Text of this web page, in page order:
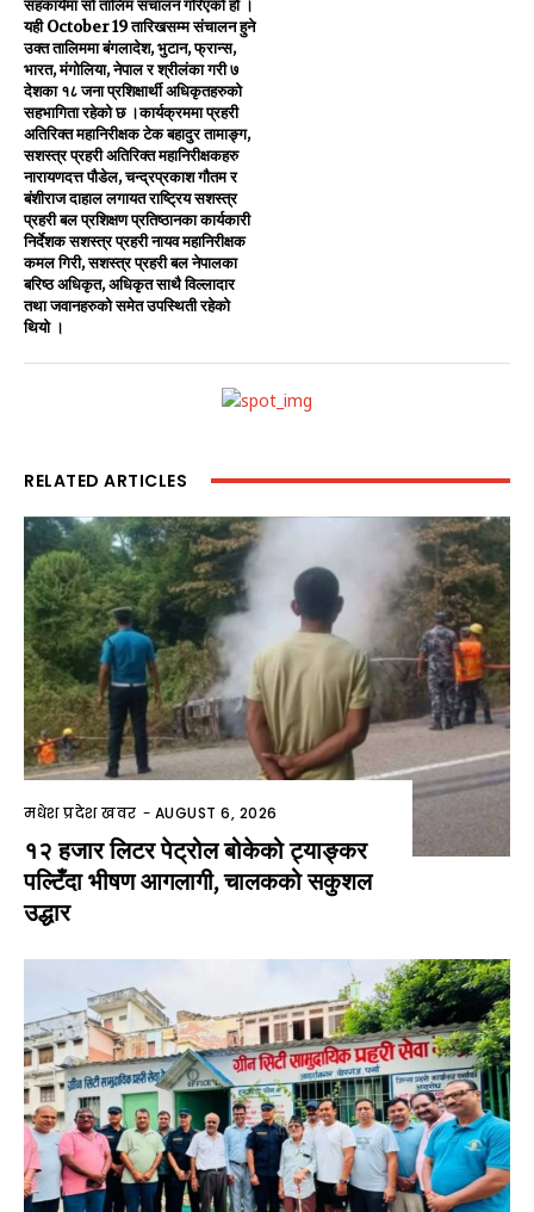
सहकार्यमा सो तालिम संचालन गरिएको हो ।
यही October 19 तारिखसम्म संचालन हुने
उक्त तालिममा बंगलादेश, भुटान, फ्रान्स,
भारत, मंगोलिया, नेपाल र श्रीलंका गरी ७
देशका १८ जना प्रशिक्षार्थी अधिकृतहरुको
सहभागिता रहेको छ ।कार्यक्रममा प्रहरी
अतिरिक्त महानिरीक्षक टेक बहादुर तामाङ्ग,
सशस्त्र प्रहरी अतिरिक्त महानिरीक्षकहरु
नारायणदत्त पौडेल, चन्द्रप्रकाश गौतम र
बंशीराज दाहाल लगायत राष्ट्रिय सशस्त्र
प्रहरी बल प्रशिक्षण प्रतिष्ठानका कार्यकारी
निर्देशक सशस्त्र प्रहरी नायव महानिरीक्षक
कमल गिरी, सशस्त्र प्रहरी बल नेपालका
बरिष्ठ अधिकृत, अधिकृत साथै विल्लादार
तथा जवानहरुको समेत उपस्थिती रहेको
थियो ।
RELATED ARTICLES
मधेश प्रदेश खवर - AUGUST 6, 2026
१२ हजार लिटर पेट्रोल बोकेको ट्याङ्कर
पल्टिँदा भीषण आगलागी, चालकको सकुशल
उद्धार